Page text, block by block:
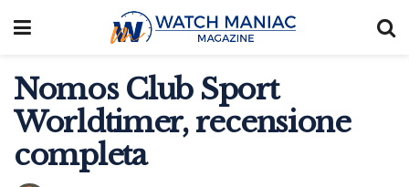
Nomos Club Sport
Worldtimer, recensione
completa